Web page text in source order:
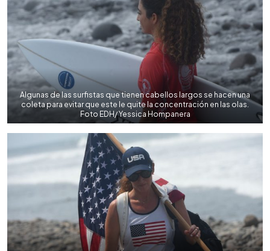
Algunas de las surfistas que tienen cabellos largos se hacen una
coleta para evitar que este le quite la concentración en las olas.
Foto EDH/ Yessica Hompanera